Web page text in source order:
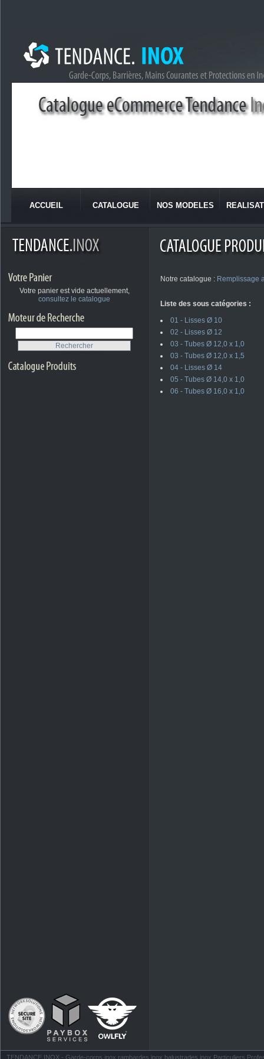
ACCUEIL CATALOGUE NOS MODELES
Votre panier est vide actuellement,
consultez le catalogue
Notre catalogue : Remplissage
Liste des sous catégories :
01 - Lisses Ø 10
02 - Lisses Ø 12
03 - Tubes Ø 12,0 x 1,0
03 - Tubes Ø 12,0 x 1,5
04 - Lisses Ø 14
05 - Tubes Ø 14,0 x 1,0
06 - Tubes Ø 16,0 x 1,0
TENDANCE INOX - Garde-corps inox rambardes inox balustrades inox Particuliers